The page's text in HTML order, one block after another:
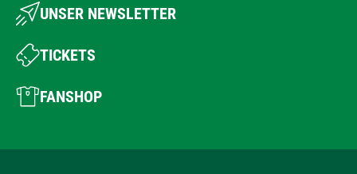
UNSER NEWSLETTER
TICKETS
FANSHOP